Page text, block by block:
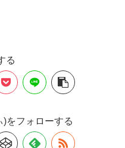
る
)をフォローする